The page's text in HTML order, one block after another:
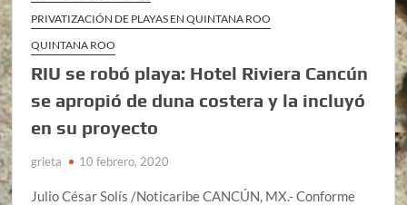
PRIVATIZACIÓN DE PLAYAS EN QUINTANA ROO
QUINTANA ROO
RIU se robó playa: Hotel Riviera Cancún
se apropió de duna costera y la incluyó
en su proyecto
grieta 10 febrero, 2020
Julio César Solís /Noticaribe CANCÚN, MX.- Conforme